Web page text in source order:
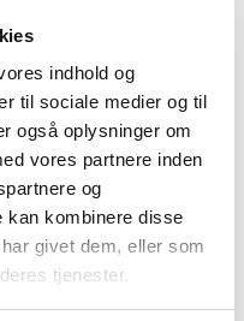
indhold og
til sociale medier og til
også oplysninger om
vores partnere inden
og
kan kombinere disse
givet dem, eller som
tjenester.
sundere liv og
arbejdsmarkedet. Det
tidlige
mv
med tidlig
der er i særlig
selv søger
er mere